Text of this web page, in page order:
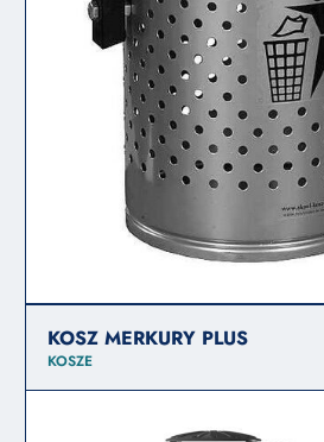
KOSZ MERKURY PLUS
KOSZE